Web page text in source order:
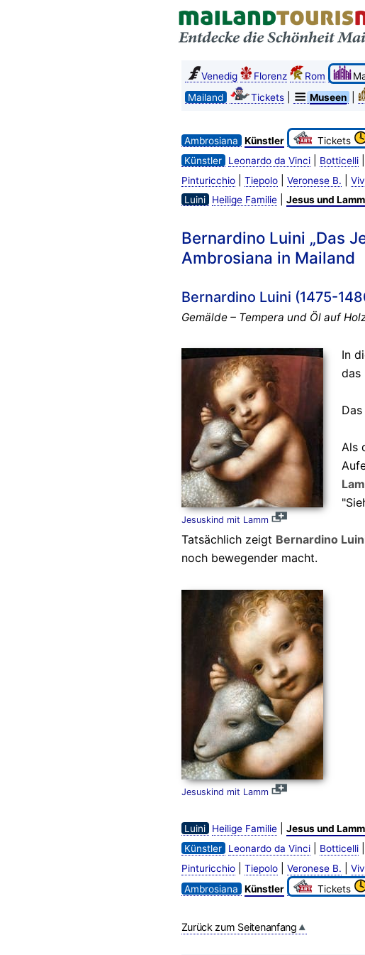
Venedig Florenz Rom
Mailand
Tickets| Museen
Ambrosiana Künstler Tickets
Künstler
Leonardo da Vinci| Botticelli|
Pinturicchio| Tiepolo| Veronese B.
Luini
Heilige Familie| Jesus und Lamm
Bernardino Luini „Das
Ambrosiana in Mailand
Bernardino Luini (1475-
Gemälde – Tempera und Öl auf
Jesuskind mit Lamm
In
das
Als
Tatsächlich zeigt Bernardino
noch bewegender macht.
Jesuskind mit Lamm
Luini Heilige Familie| Jesus und Lamm
Künstler
Leonardo da Vinci| Botticelli|
Pinturicchio| Tiepolo| Veronese B.
Ambrosiana
Künstler Tickets
Zurück zum Seitenanfang